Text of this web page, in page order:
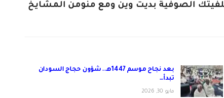
الصوفية بديت وين ومع منومن المشايخ
بعد نجاح موسم 1447هـ.. شؤون حجاج السودان
تبدأ…
مايو 30, 2026